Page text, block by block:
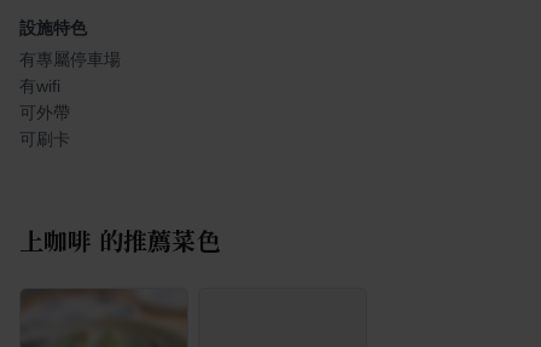
設施特色
有專屬停車場
有wifi
可外帶
可刷卡
上咖啡 的推薦菜色